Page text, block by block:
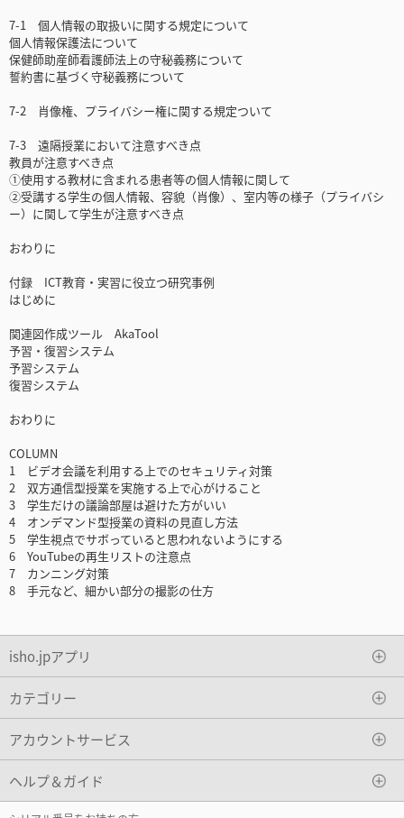
7-1 個人情報の取扱いに関する規定について
個人情報保護法について
保健師助産師看護師法上の守秘義務について
誓約書に基づく守秘義務について
7-2 肖像権、プライバシー権に関する規定ついて
7-3 遠隔授業において注意すべき点
教員が注意すべき点
①使用する教材に含まれる患者等の個人情報に関して
②受講する学生の個人情報、容貌（肖像）、室内等の様子（プライバシ
ー）に関して学生が注意すべき点
おわりに
付録 ICT教育・実習に役立つ研究事例
はじめに
関連図作成ツール AkaTool
予習・復習システム
予習システム
復習システム
おわりに
COLUMN
1 ビデオ会議を利用する上でのセキュリティ対策
2 双方通信型授業を実施する上で心がけること
3 学生だけの議論部屋は避けた方がいい
4 オンデマンド型授業の資料の見直し方法
5 学生視点でサボっていると思われないようにする
6 YouTubeの再生リストの注意点
7 カンニング対策
8 手元など、細かい部分の撮影の仕方
isho.jpアプリ
カテゴリー
アカウントサービス
ヘルプ＆ガイド